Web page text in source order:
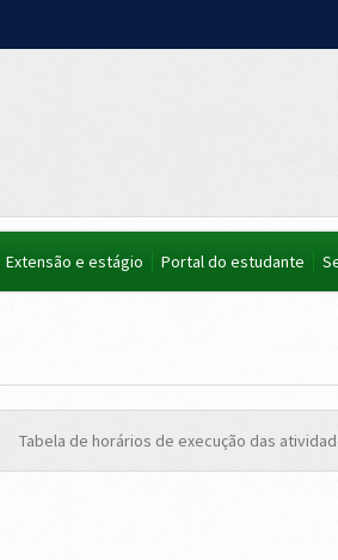
Extensão e estágio Portal do estudante
Tabela de horários de execução das